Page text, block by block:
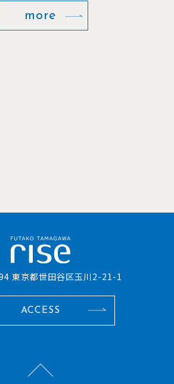
more
東京都世田谷区玉川2-21-1
ACCESS